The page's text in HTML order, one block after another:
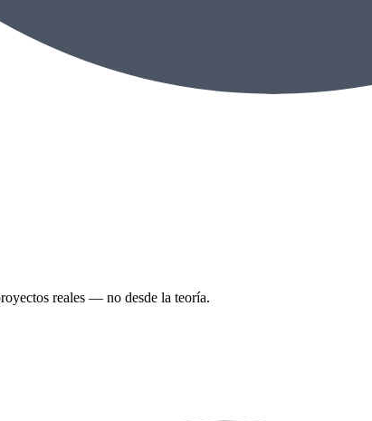
reales — no desde la teoría.